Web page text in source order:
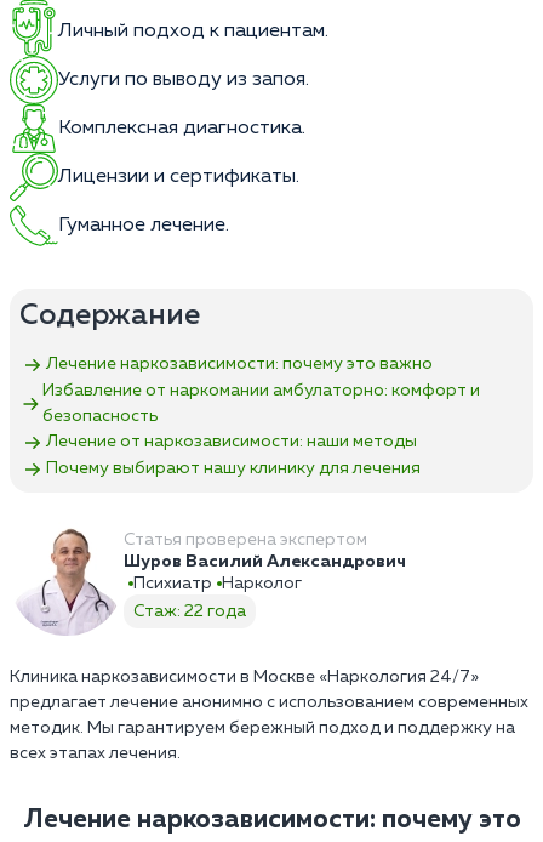
Личный подход к пациентам.
Услуги по выводу из запоя.
Комплексная диагностика.
Лицензии и сертификаты.
Гуманное лечение.
Содержание
Лечение наркозависимости: почему это важно
Избавление от наркомании амбулаторно: комфорт и
безопасность
Лечение от наркозависимости: наши методы
Почему выбирают нашу клинику для лечения
Статья проверена экспертом
Шуров Василий Александрович
Психиатр
Нарколог
Стаж: 22 года
Клиника наркозависимости в Москве «Наркология 24/7»
предлагает лечение анонимно с использованием современных
методик. Мы гарантируем бережный подход и поддержку на
всех этапах лечения.
Лечение наркозависимости: почему это